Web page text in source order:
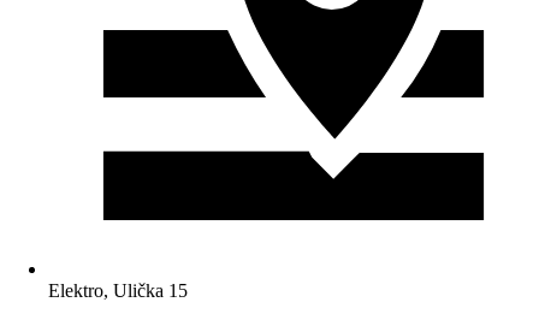
Elektro, Ulička 15